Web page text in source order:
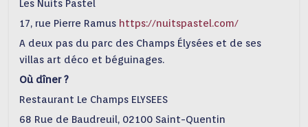
Les Nuits Pastel
17, rue Pierre Ramus https://nuitspastel.com/
A deux pas du parc des Champs Élysées et de ses
villas art déco et béguinages.
Où dîner ?
Restaurant Le Champs ELYSEES
68 Rue de Baudreuil, 02100 Saint-Quentin